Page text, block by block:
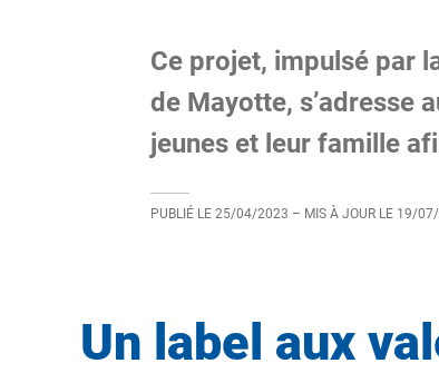
Ce projet, impulsé par
de Mayotte, s’adresse
jeunes et leur famille
PUBLIÉ LE 25/04/2023 – MIS À JOUR LE 19/
Un label aux